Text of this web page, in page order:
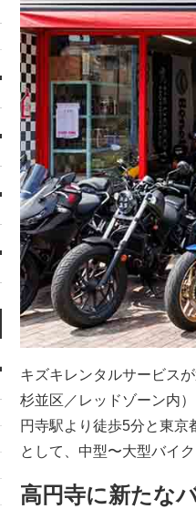
キズキレンタルサービス
杉並区／レッドゾーン内
円寺駅より徒歩5分と東
として、中型〜大型バイ
高円寺に新たな